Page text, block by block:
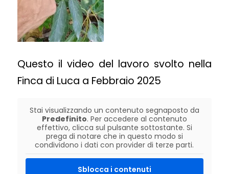
Questo il video del lavoro svolto nella
Finca di Luca a Febbraio 2025
Stai visualizzando un contenuto segnaposto da
Predefinito. Per accedere al contenuto
effettivo, clicca sul pulsante sottostante. Si
prega di notare che in questo modo si
condividono i dati con provider di terze parti.
Sblocca i contenuti